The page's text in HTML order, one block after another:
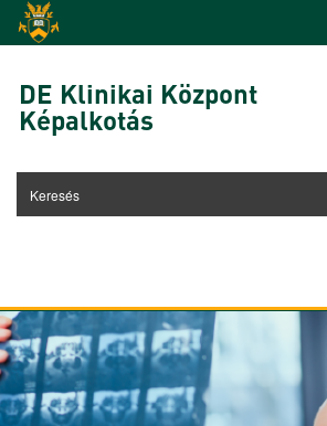
Ugrás a tartalomra
DE Klinikai Központ
Képalkotás